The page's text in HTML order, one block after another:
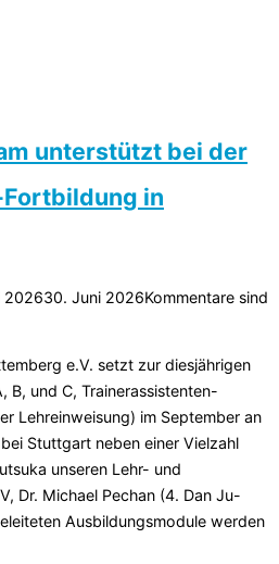
unterstützt bei der
in
202630. Juni 2026Kommentare sind
e.V. setzt zur diesjährigen
B, und C, Trainerassistenten-
Lehreinweisung) im September an
Stuttgart neben einer Vielzahl
unseren Lehr- und
Dr. Michael Pechan (4. Dan Ju-
Ausbildungsmodule werden